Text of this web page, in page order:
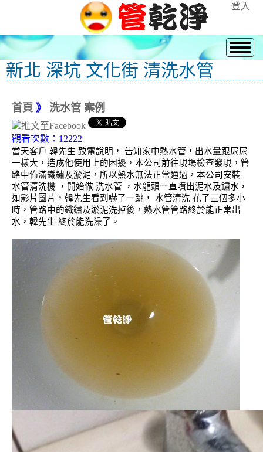
登入
新北 深坑 文化街 清洗水管
首頁 》 洗水管 案例
觀看次數：12222
當天客戶 韓先生 致電說明， 告知家中熱水管，出水量跟尿尿
一樣大，造成他使用上的困擾，本公司前往現場檢查發現，管
路中佈滿鐵鏽及淤泥，所以熱水無法正常通過，本公司安裝
水管清洗機 ，開始做 洗水管 ，水龍頭一直噴出泥水及鏽水，
如影片圖片，韓先生看到嚇了一跳， 水管清洗 花了三個多小
時，管路中的鐵鏽及淤泥洗掉後，熱水管管路終於能正常出
水，韓先生 終於能洗澡了。